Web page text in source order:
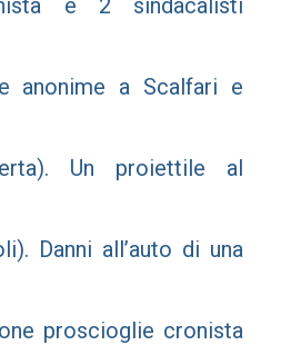
e 2 sindacalisti
anonime a Scalfari e
Un proiettile al
Danni all’auto di una
proscioglie cronista